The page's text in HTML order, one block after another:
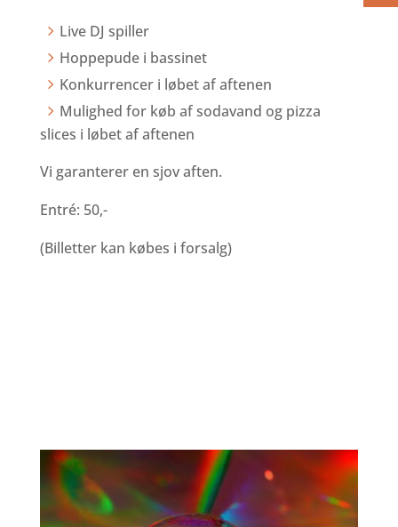
Live DJ spiller
Hoppepude i bassinet
Konkurrencer i løbet af aftenen
Mulighed for køb af sodavand og pizza
slices i løbet af aftenen
Vi garanterer en sjov aften.
Entré: 50,-
(Billetter kan købes i forsalg)